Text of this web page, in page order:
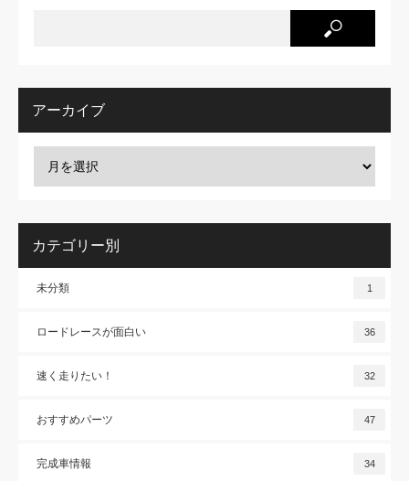
アーカイブ
カテゴリー別
未分類 1
ロードレースが面白い 36
速く走りたい！ 32
おすすめパーツ 47
完成車情報 34